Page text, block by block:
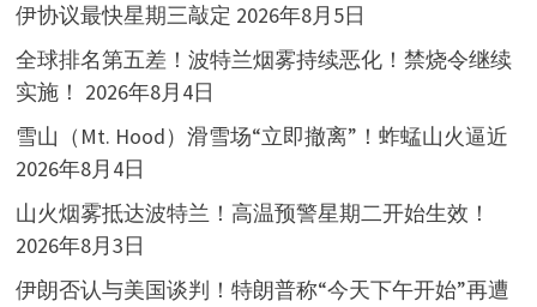
伊协议最快星期三敲定 2026年8月5日
全球排名第五差！波特兰烟雾持续恶化！禁烧令继续
实施！ 2026年8月4日
雪山（Mt. Hood）滑雪场“立即撤离”！蚱蜢山火逼近
2026年8月4日
山火烟雾抵达波特兰！高温预警星期二开始生效！
2026年8月3日
伊朗否认与美国谈判！特朗普称“今天下午开始”再遭